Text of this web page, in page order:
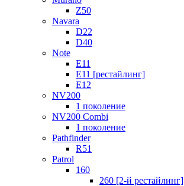
Z50
Navara
D22
D40
Note
E11
E11 [рестайлинг]
E12
NV200
1 поколение
NV200 Combi
1 поколение
Pathfinder
R51
Patrol
160
260 [2-й рестайлинг]